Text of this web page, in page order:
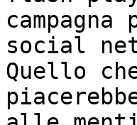
social
Quello